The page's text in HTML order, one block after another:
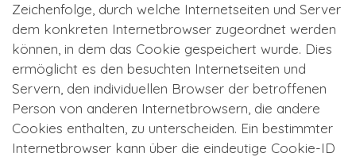
Zeichenfolge, durch welche Internetseiten und Server
dem konkreten Internetbrowser zugeordnet werden
können, in dem das Cookie gespeichert wurde. Dies
ermöglicht es den besuchten Internetseiten und
Servern, den individuellen Browser der betroffenen
Person von anderen Internetbrowsern, die andere
Cookies enthalten, zu unterscheiden. Ein bestimmter
Internetbrowser kann über die eindeutige Cookie-ID